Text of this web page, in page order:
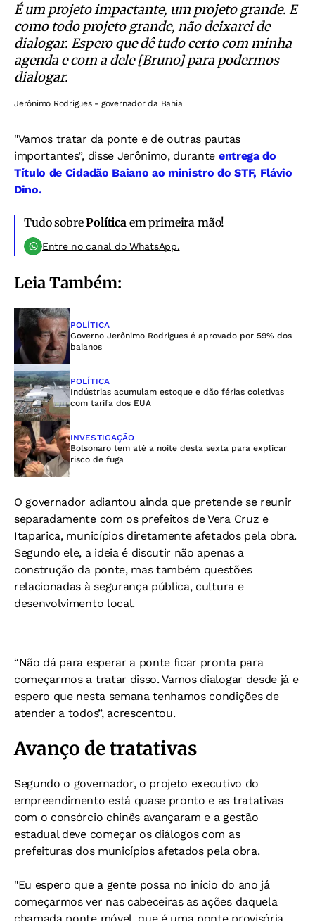
É um projeto impactante, um projeto grande. E
como todo projeto grande, não deixarei de
dialogar. Espero que dê tudo certo com minha
agenda e com a dele [Bruno] para podermos
dialogar.
Jerônimo Rodrigues - governador da Bahia
"Vamos tratar da ponte e de outras pautas
importantes”, disse Jerônimo, durante entrega do
Título de Cidadão Baiano ao ministro do STF, Flávio
Dino.
Tudo sobrePolítica em primeira mão!
Entre no canal do WhatsApp.
Leia Também:
POLÍTICA
Governo Jerônimo Rodrigues é aprovado por 59% dos
baianos
POLÍTICA
Indústrias acumulam estoque e dão férias coletivas
com tarifa dos EUA
INVESTIGAÇÃO
Bolsonaro tem até a noite desta sexta para explicar
risco de fuga
O governador adiantou ainda que pretende se reunir
separadamente com os prefeitos de Vera Cruz e
Itaparica, municípios diretamente afetados pela obra.
Segundo ele, a ideia é discutir não apenas a
construção da ponte, mas também questões
relacionadas à segurança pública, cultura e
desenvolvimento local.
“Não dá para esperar a ponte ficar pronta para
começarmos a tratar disso. Vamos dialogar desde já e
espero que nesta semana tenhamos condições de
atender a todos”, acrescentou.
Avanço de tratativas
Segundo o governador, o projeto executivo do
empreendimento está quase pronto e as tratativas
com o consórcio chinês avançaram e a gestão
estadual deve começar os diálogos com as
prefeituras dos municípios afetados pela obra.
"Eu espero que a gente possa no início do ano já
começarmos ver nas cabeceiras as ações daquela